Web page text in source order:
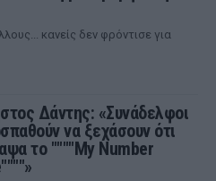
κανείς δεν φρόντισε για
Δάντης: «Συνάδελφοι
να ξεχάσουν ότι
το """"My Number